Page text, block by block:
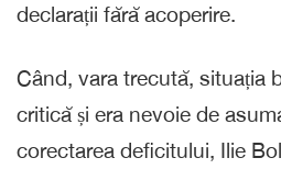
declarații fără acoperire.
Când, vara trecută, situația
critică și era nevoie de
corectarea deficitului, Ilie